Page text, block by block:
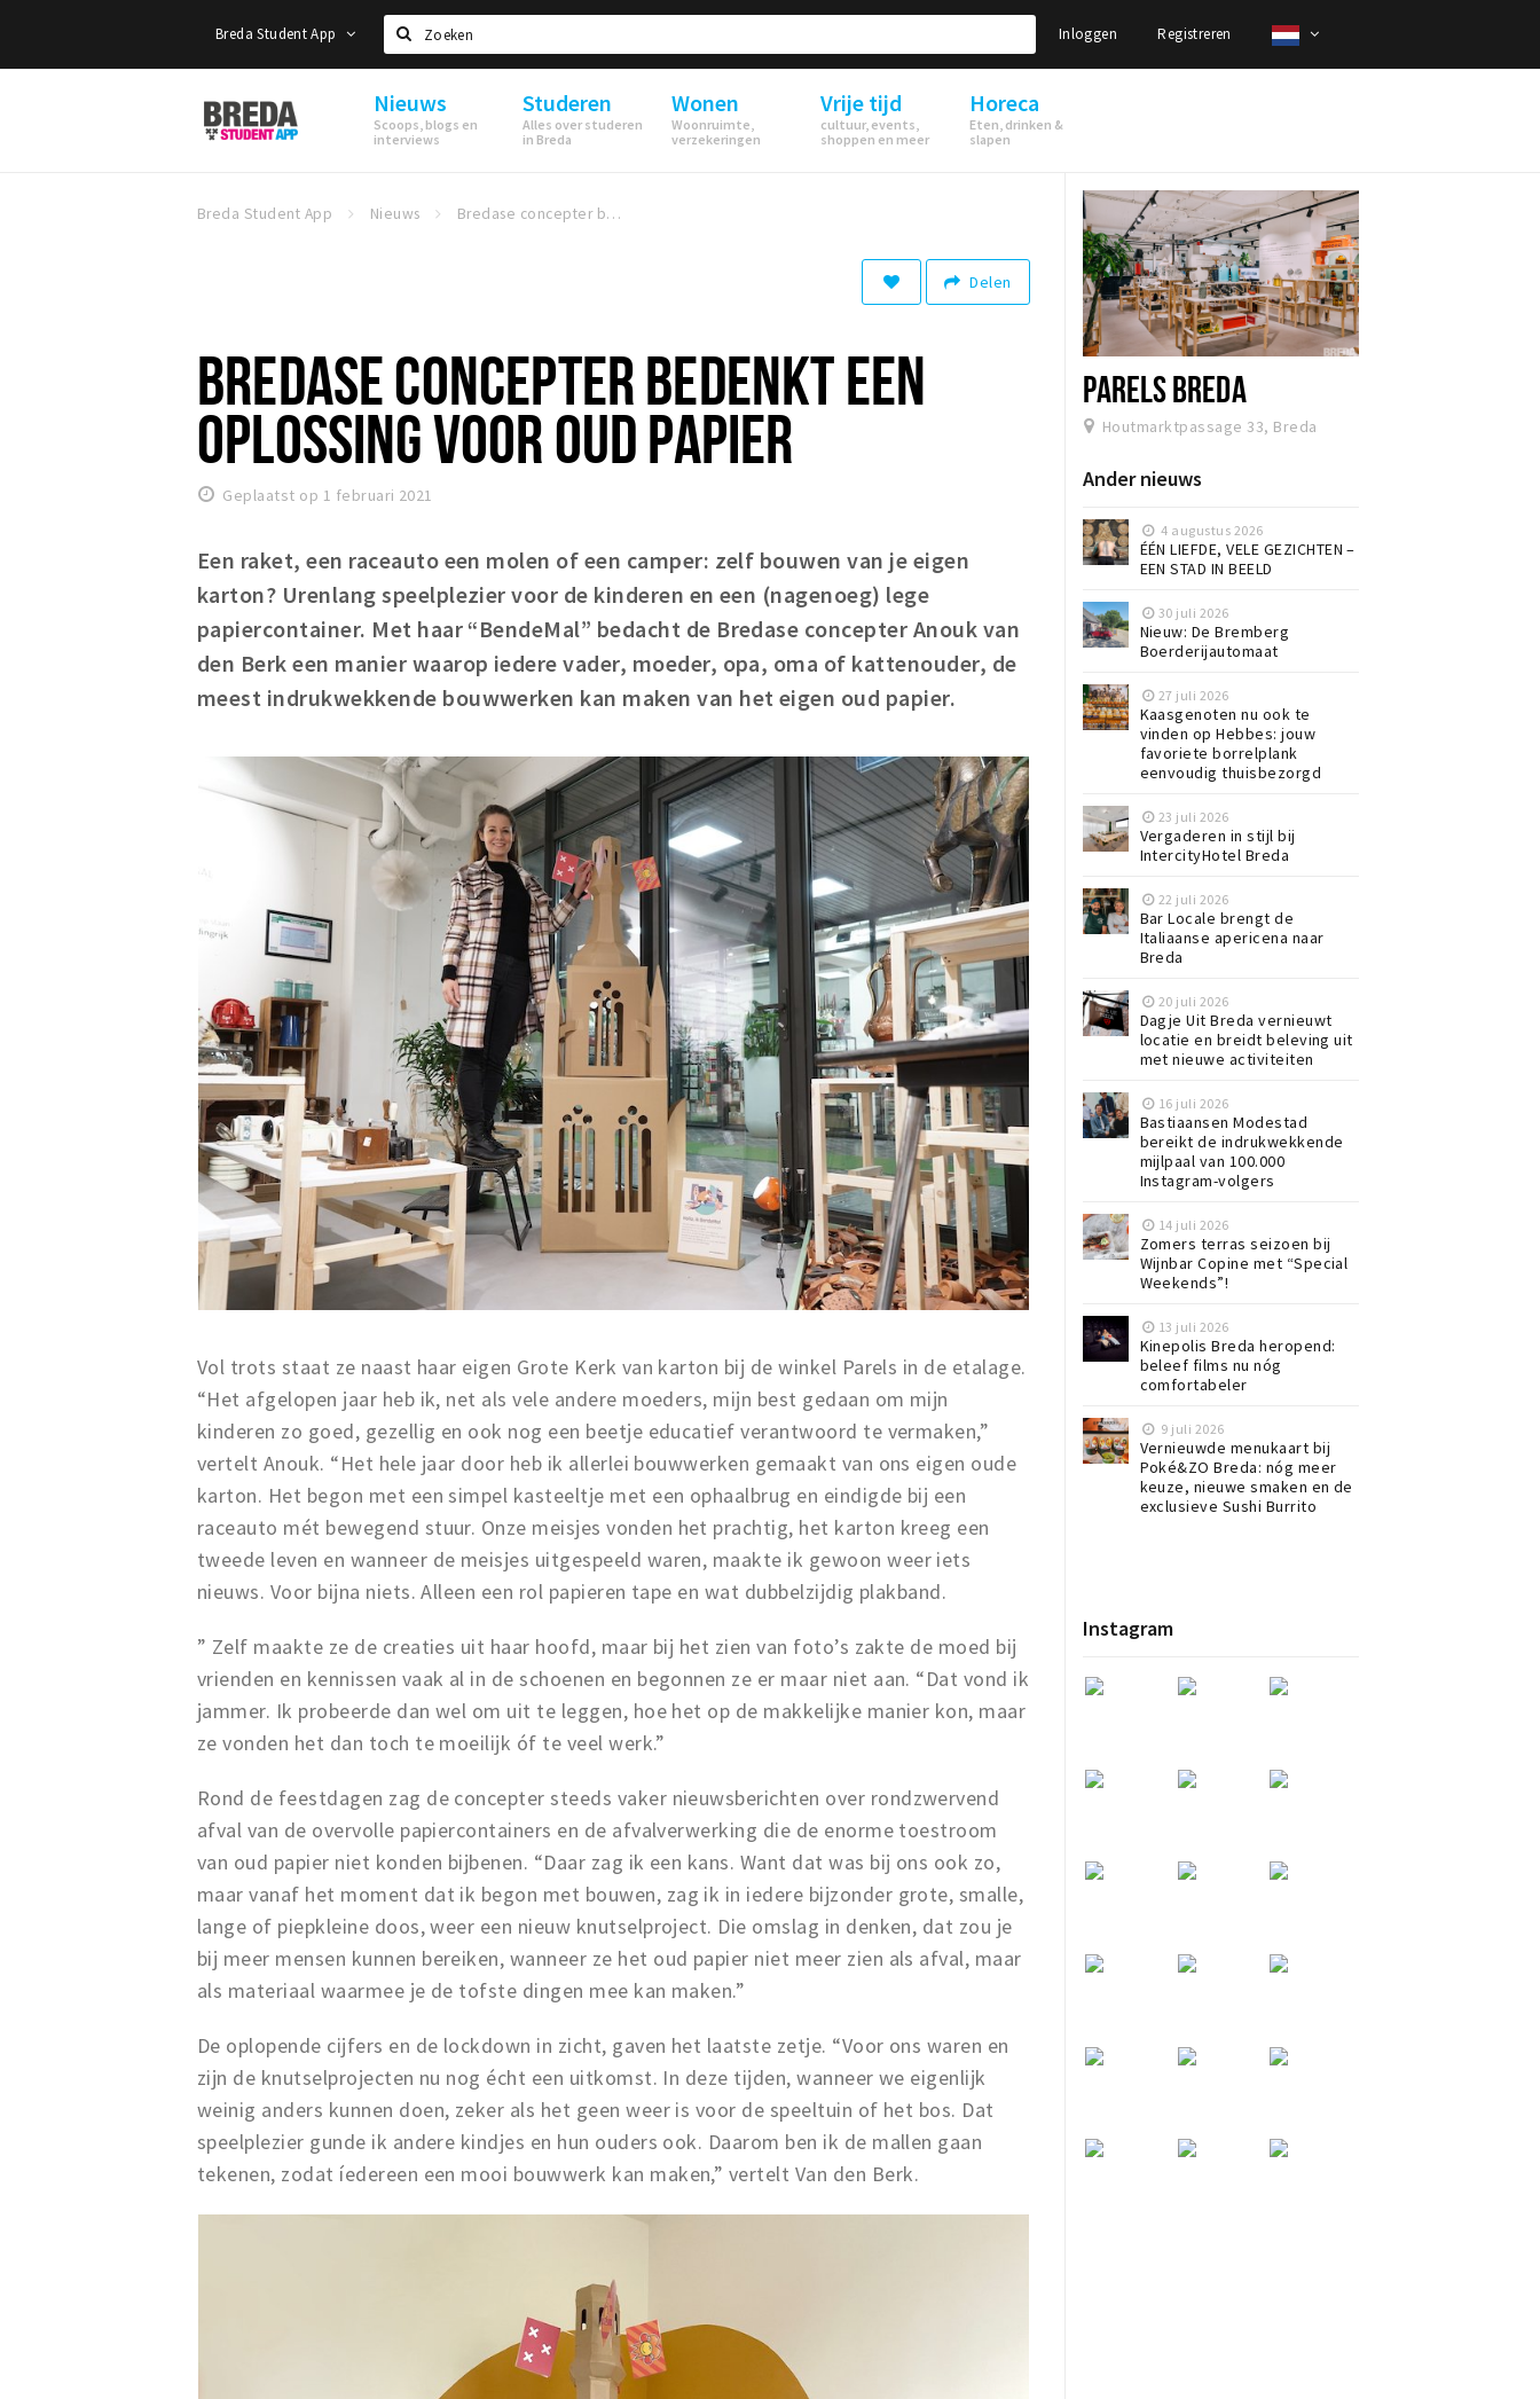
Breda Student App
Zoeken
Inloggen Registreren
Breda
Student
Nieuws
Scoops, blogs en
interviews
Studeren
Alles over studeren
in Breda
Wonen
Woonruimte,
verzekeringen
Vrije tijd
cultuur, events,
shoppen en meer
Horeca
Eten, drinken &
slapen
Breda Student App Nieuws Bredase concepter bedenkt een oplossing voor oud papier
Delen
BREDASE CONCEPTER BEDENKT EEN
OPLOSSING VOOR OUD PAPIER
Geplaatst op 1 februari 2021
Een raket, een raceauto een molen of een camper: zelf bouwen van je eigen
karton? Urenlang speelplezier voor de kinderen en een (nagenoeg) lege
papiercontainer. Met haar “BendeMal” bedacht de Bredase concepter Anouk van
den Berk een manier waarop iedere vader, moeder, opa, oma of kattenouder, de
meest indrukwekkende bouwwerken kan maken van het eigen oud papier.
Vol trots staat ze naast haar eigen Grote Kerk van karton bij de winkel Parels in de etalage.
“Het afgelopen jaar heb ik, net als vele andere moeders, mijn best gedaan om mijn
kinderen zo goed, gezellig en ook nog een beetje educatief verantwoord te vermaken,”
vertelt Anouk. “Het hele jaar door heb ik allerlei bouwwerken gemaakt van ons eigen oude
karton. Het begon met een simpel kasteeltje met een ophaalbrug en eindigde bij een
raceauto mét bewegend stuur. Onze meisjes vonden het prachtig, het karton kreeg een
tweede leven en wanneer de meisjes uitgespeeld waren, maakte ik gewoon weer iets
nieuws. Voor bijna niets. Alleen een rol papieren tape en wat dubbelzijdig plakband.
” Zelf maakte ze de creaties uit haar hoofd, maar bij het zien van foto’s zakte de moed bij
vrienden en kennissen vaak al in de schoenen en begonnen ze er maar niet aan. “Dat vond ik
jammer. Ik probeerde dan wel om uit te leggen, hoe het op de makkelijke manier kon, maar
ze vonden het dan toch te moeilijk óf te veel werk.”
Rond de feestdagen zag de concepter steeds vaker nieuwsberichten over rondzwervend
afval van de overvolle papiercontainers en de afvalverwerking die de enorme toestroom
van oud papier niet konden bijbenen. “Daar zag ik een kans. Want dat was bij ons ook zo,
maar vanaf het moment dat ik begon met bouwen, zag ik in iedere bijzonder grote, smalle,
lange of piepkleine doos, weer een nieuw knutselproject. Die omslag in denken, dat zou je
bij meer mensen kunnen bereiken, wanneer ze het oud papier niet meer zien als afval, maar
als materiaal waarmee je de tofste dingen mee kan maken.”
De oplopende cijfers en de lockdown in zicht, gaven het laatste zetje. “Voor ons waren en
zijn de knutselprojecten nu nog écht een uitkomst. In deze tijden, wanneer we eigenlijk
weinig anders kunnen doen, zeker als het geen weer is voor de speeltuin of het bos. Dat
speelplezier gunde ik andere kindjes en hun ouders ook. Daarom ben ik de mallen gaan
tekenen, zodat íedereen een mooi bouwwerk kan maken,” vertelt Van den Berk.
PARELS BREDA
Houtmarktpassage 33, Breda
Ander nieuws
4 augustus 2026
ÉÉN LIEFDE, VELE GEZICHTEN –
EEN STAD IN BEELD
30 juli 2026
Nieuw: De Bremberg
Boerderijautomaat
27 juli 2026
Kaasgenoten nu ook te
vinden op Hebbes: jouw
favoriete borrelplank
eenvoudig thuisbezorgd
23 juli 2026
Vergaderen in stijl bij
IntercityHotel Breda
22 juli 2026
Bar Locale brengt de
Italiaanse apericena naar
Breda
20 juli 2026
Dagje Uit Breda vernieuwt
locatie en breidt beleving uit
met nieuwe activiteiten
16 juli 2026
Bastiaansen Modestad
bereikt de indrukwekkende
mijlpaal van 100.000
Instagram-volgers
14 juli 2026
Zomers terras seizoen bij
Wijnbar Copine met “Special
Weekends”!
13 juli 2026
Kinepolis Breda heropend:
beleef films nu nóg
comfortabeler
9 juli 2026
Vernieuwde menukaart bij
Poké&ZO Breda: nóg meer
keuze, nieuwe smaken en de
exclusieve Sushi Burrito
Instagram